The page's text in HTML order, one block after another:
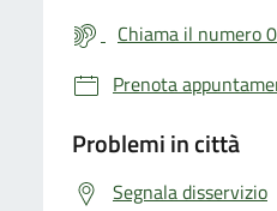
Chiama il numero
Prenota
Problemi in città
Segnala disservizio